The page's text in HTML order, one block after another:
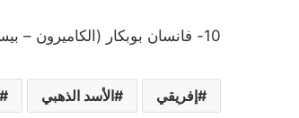
10- فانسان بوبكار (الكاميرون – بيسيكتاش): 9 نقطة
إفريقي الأسد الذهبي